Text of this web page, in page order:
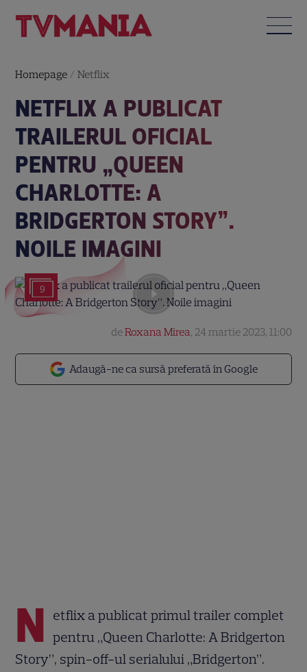
Homepage /Netflix
NETFLIX A PUBLICAT
TRAILERUL OFICIAL
PENTRU „QUEEN
CHARLOTTE: A
BRIDGERTON STORY”.
NOILE IMAGINI
9
Adaugă-ne ca sursă preferată în Google
deRoxana Mirea, 24 martie 2023, 11:00
N etflix a publicat primul trailer complet
pentru „Queen Charlotte: A Bridgerton
Story”, spin-off-ul serialului „Bridgerton”.